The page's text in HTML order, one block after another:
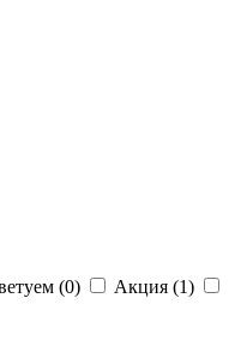
(0) Акция (1)